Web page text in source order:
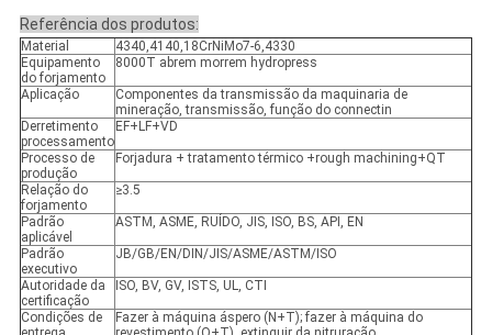
Referência dos produtos:
Material
4340,4140,18CrNiMo7-6,4330
Equipamento
do forjamento
8000T abrem morrem hydropress
Aplicação
Componentes da transmissão da maquinaria de
mineração, transmissão, função do connectin
Derretimento
processamento
EF+LF+VD
Processo de
produção
Forjadura + tratamento térmico +rough machining+QT
Relação do
forjamento
≥3.5
Padrão
aplicável
ASTM, ASME, RUÍDO, JIS, ISO, BS, API, EN
Padrão
executivo
JB/GB/EN/DIN/JIS/ASME/ASTM/ISO
Autoridade da
certificação
ISO, BV, GV, ISTS, UL, CTI
Condições de
Fazer à máquina áspero (N+T); fazer à máquina do